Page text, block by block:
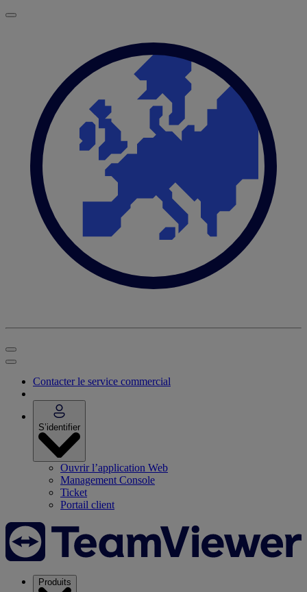
Contacter le service commercial
S’identifier
Ouvrir l’application Web
Management Console
Ticket
Portail client
Produits